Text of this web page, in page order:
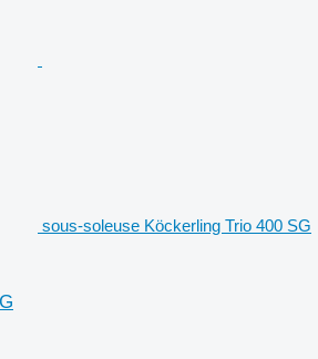
sous-soleuse Köckerling Trio 400 SG